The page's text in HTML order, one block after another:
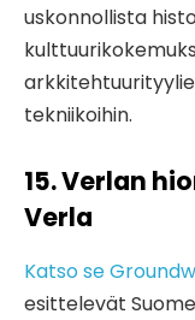
uskonnollista
tekniikoihin.
15. Verlan
Verla
Katso se
esittelevät